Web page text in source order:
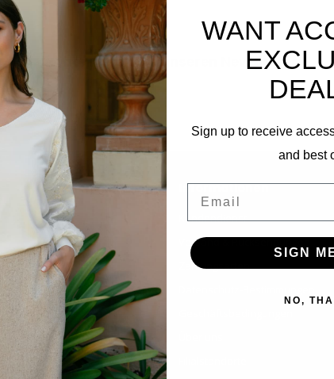
Abonnieren Sie unseren Newsletter
Bleibe auf dem Laufenden mit unseren Newsletter-Angeboten
Informationen
Kundendienst
Versand & Rücksendungen
Zahlungsarten
WANT
Sign up to receive
and best
SIGN
NO,